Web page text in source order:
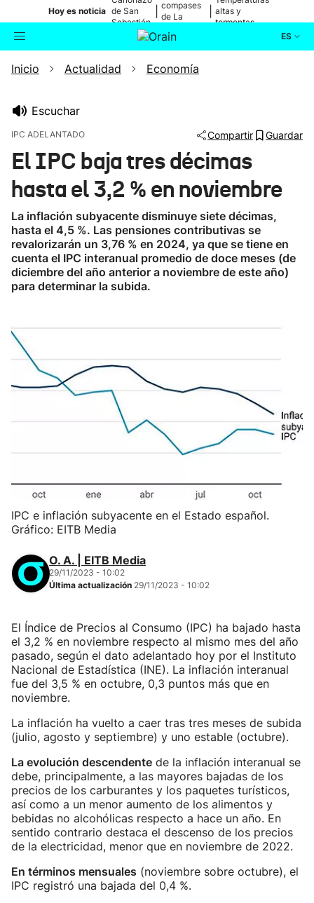
Hoy es noticia de San
Sebastián
compases
de La
altas y
tormentas
ES
Buscador Actualidad
Ikusmiran
Eguraldia
Inicio Actualidad Economía
Escuchar
IPC ADELANTADO Compartir Guardar
El IPC baja tres décimas
hasta el 3,2 % en noviembre
La inflación subyacente disminuye siete décimas,
hasta el 4,5 %. Las pensiones contributivas se
revalorizarán un 3,76 % en 2024, ya que se tiene en
cuenta el IPC interanual promedio de doce meses (de
diciembre del año anterior a noviembre de este año)
para determinar la subida.
IPC e inflación subyacente en el Estado español.
Gráfico: EITB Media
O. A. | EITB Media
29/11/2023 - 10:02
Última actualización 29/11/2023 - 10:02
El Índice de Precios al Consumo (IPC) ha bajado hasta
el 3,2 % en noviembre respecto al mismo mes del año
pasado, según el dato adelantado hoy por el Instituto
Nacional de Estadística (INE). La inflación interanual
fue del 3,5 % en octubre, 0,3 puntos más que en
noviembre.
La inflación ha vuelto a caer tras tres meses de subida
(julio, agosto y septiembre) y uno estable (octubre).
La evolución descendente de la inflación interanual se
debe, principalmente, a las mayores bajadas de los
precios de los carburantes y los paquetes turísticos,
así como a un menor aumento de los alimentos y
bebidas no alcohólicas respecto a hace un año. En
sentido contrario destaca el descenso de los precios
de la electricidad, menor que en noviembre de 2022.
En términos mensuales (noviembre sobre octubre), el
IPC registró una bajada del 0,4 %.